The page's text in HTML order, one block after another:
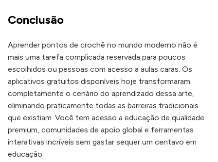
Conclusão
Aprender pontos de crochê no mundo moderno não é
mais uma tarefa complicada reservada para poucos
escolhidos ou pessoas com acesso a aulas caras. Os
aplicativos gratuitos disponíveis hoje transformaram
completamente o cenário do aprendizado dessa arte,
eliminando praticamente todas as barreiras tradicionais
que existiam. Você tem acesso a educação de qualidade
premium, comunidades de apoio global e ferramentas
interativas incríveis sem gastar sequer um centavo em
educação.